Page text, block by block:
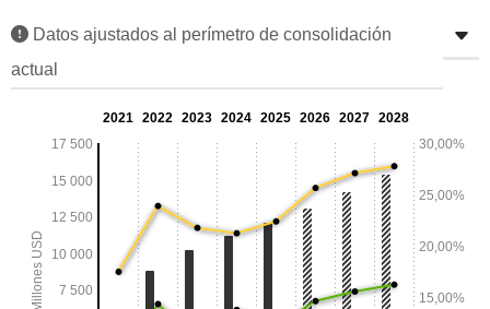
Datos ajustados al perímetro de consolidación
actual